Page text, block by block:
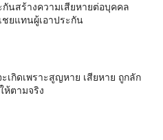
นสร้างความเสียหายต่อบุคคล
ยแทนผู้เอาประกัน
กิดเพราะสูญหาย เสียหาย ถูกลัก
ห้ตามจริง